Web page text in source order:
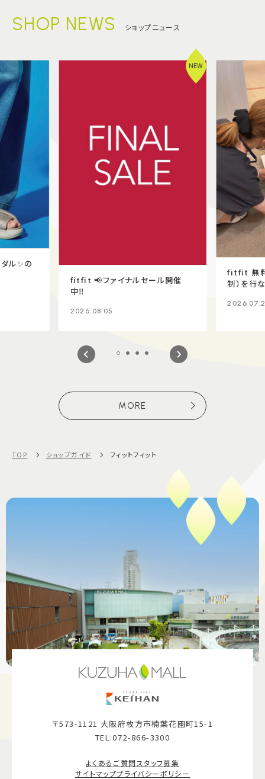
SHOP NEWS ショップニュース
ル✨の
NEW
fitfit 📢ファイナルセール開催
中‼️
2026.08.05
fitfit 無料
制）を行
MORE
TOP ショップガイド フィットフィット
〒573-1121 大阪府枚方市楠葉花園町15-1
TEL:072-866-3300
よくあるご質問スタッフ募集
サイトマッププライバシーポリシー